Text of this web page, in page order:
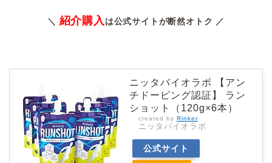
＼ 紹介購入 は公式サイトが断然オトク ／
ニッタバイオラボ 【アン
チドーピング認証】 ラン
ショット（120g×6本）
created by Rinker
ニッタバイオラボ
公式サイト